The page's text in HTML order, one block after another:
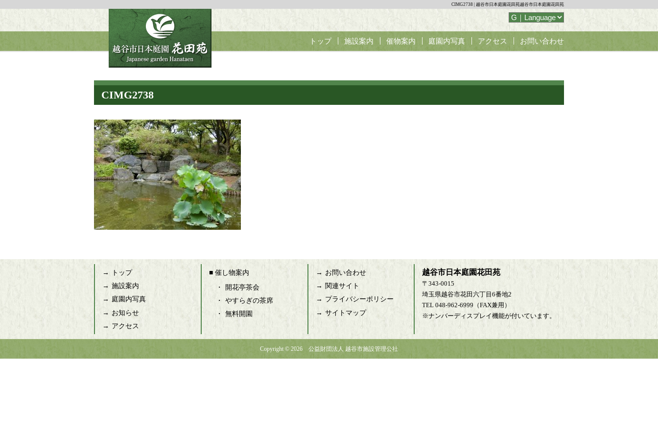
CIMG2738 | 越谷市日本庭園花田苑越谷市日本庭園花田苑
トップ 施設案内 催物案内 庭園内写真 アクセス お問い合わせ
CIMG2738
トップ
施設案内
庭園内写真
お知らせ
アクセス
■ 催し物案内
開花亭茶会
やすらぎの茶席
無料開園
お問い合わせ
関連サイト
プライバシーポリシー
サイトマップ
越谷市日本庭園花田苑
〒343-0015
埼玉県越谷市花田六丁目6番地2
TEL 048-962-6999（FAX兼用）
※ナンバーディスプレイ機能が付いています。
Copyright © 2026 公益財団法人 越谷市施設管理公社